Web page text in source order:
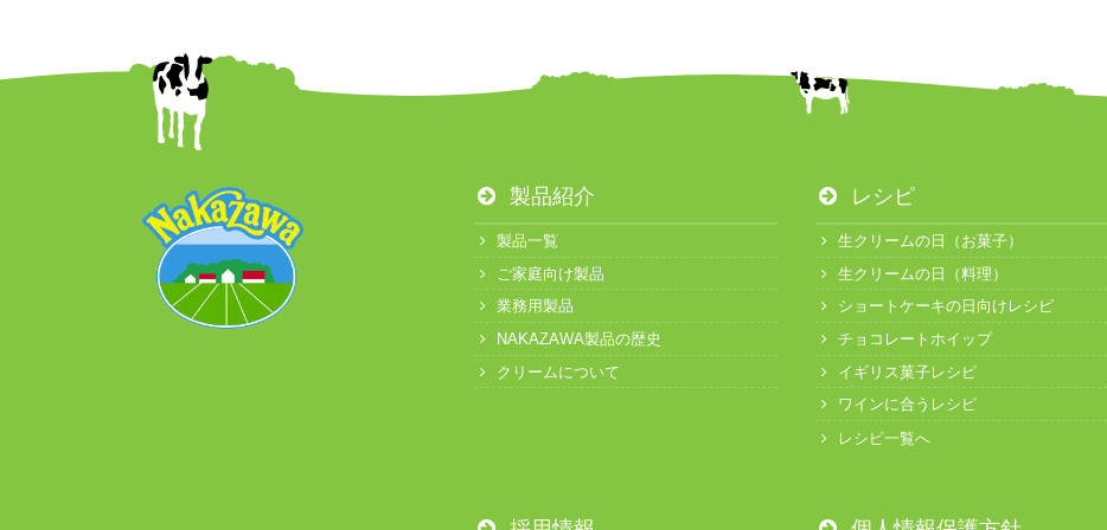
製品紹介
製品一覧
ご家庭向け製品
業務用製品
NAKAZAWA製品の歴史
クリームについて
レシピ
生クリームの日（お菓子）
生クリームの日（料理）
ショートケーキの日向けレシピ
チョコレートホイップ
イギリス菓子レシピ
ワインに合うレシピ
レシピ一覧へ